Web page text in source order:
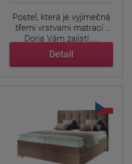
Postel, která je vyjímečná
třemi vrstvami matrací .
Doria Vám zajistí ...
Detail